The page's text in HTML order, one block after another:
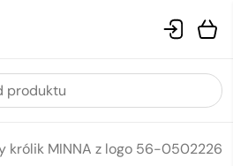
królik MINNA z logo 56-0502226